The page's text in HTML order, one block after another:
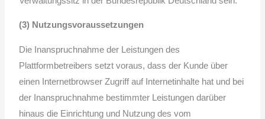
(3) Nutzungsvoraussetzungen
Die Inanspruchnahme der Leistungen des
Plattformbetreibers setzt voraus, dass der Kunde über
einen Internetbrowser Zugriff auf Internetinhalte hat und bei
der Inanspruchnahme bestimmter Leistungen darüber
hinaus die Einrichtung und Nutzung des vom